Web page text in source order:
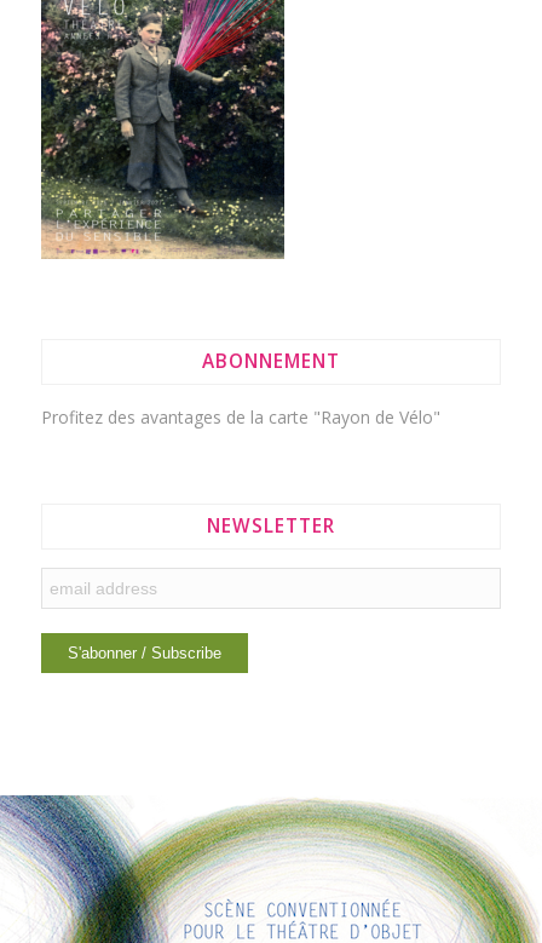
ABONNEMENT
Profitez des avantages de la carte "Rayon de Vélo"
NEWSLETTER
LIENS INTÉRESSANTS
Voici quelques liens intéressants pour vous ! Appréciez votre
séjour :)